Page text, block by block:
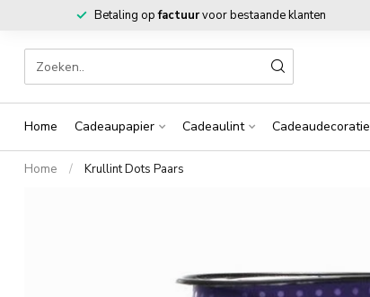
Betaling opfactuurvoor bestaande klanten
Home Cadeaupapier Cadeaulint Cadeaudecoratie
Home / Krullint Dots Paars